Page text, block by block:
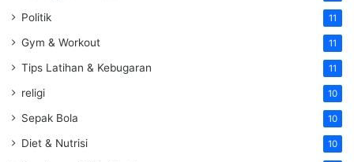
Politik 11
Gym & Workout 11
Tips Latihan & Kebugaran 11
religi 10
Sepak Bola 10
Diet & Nutrisi 10